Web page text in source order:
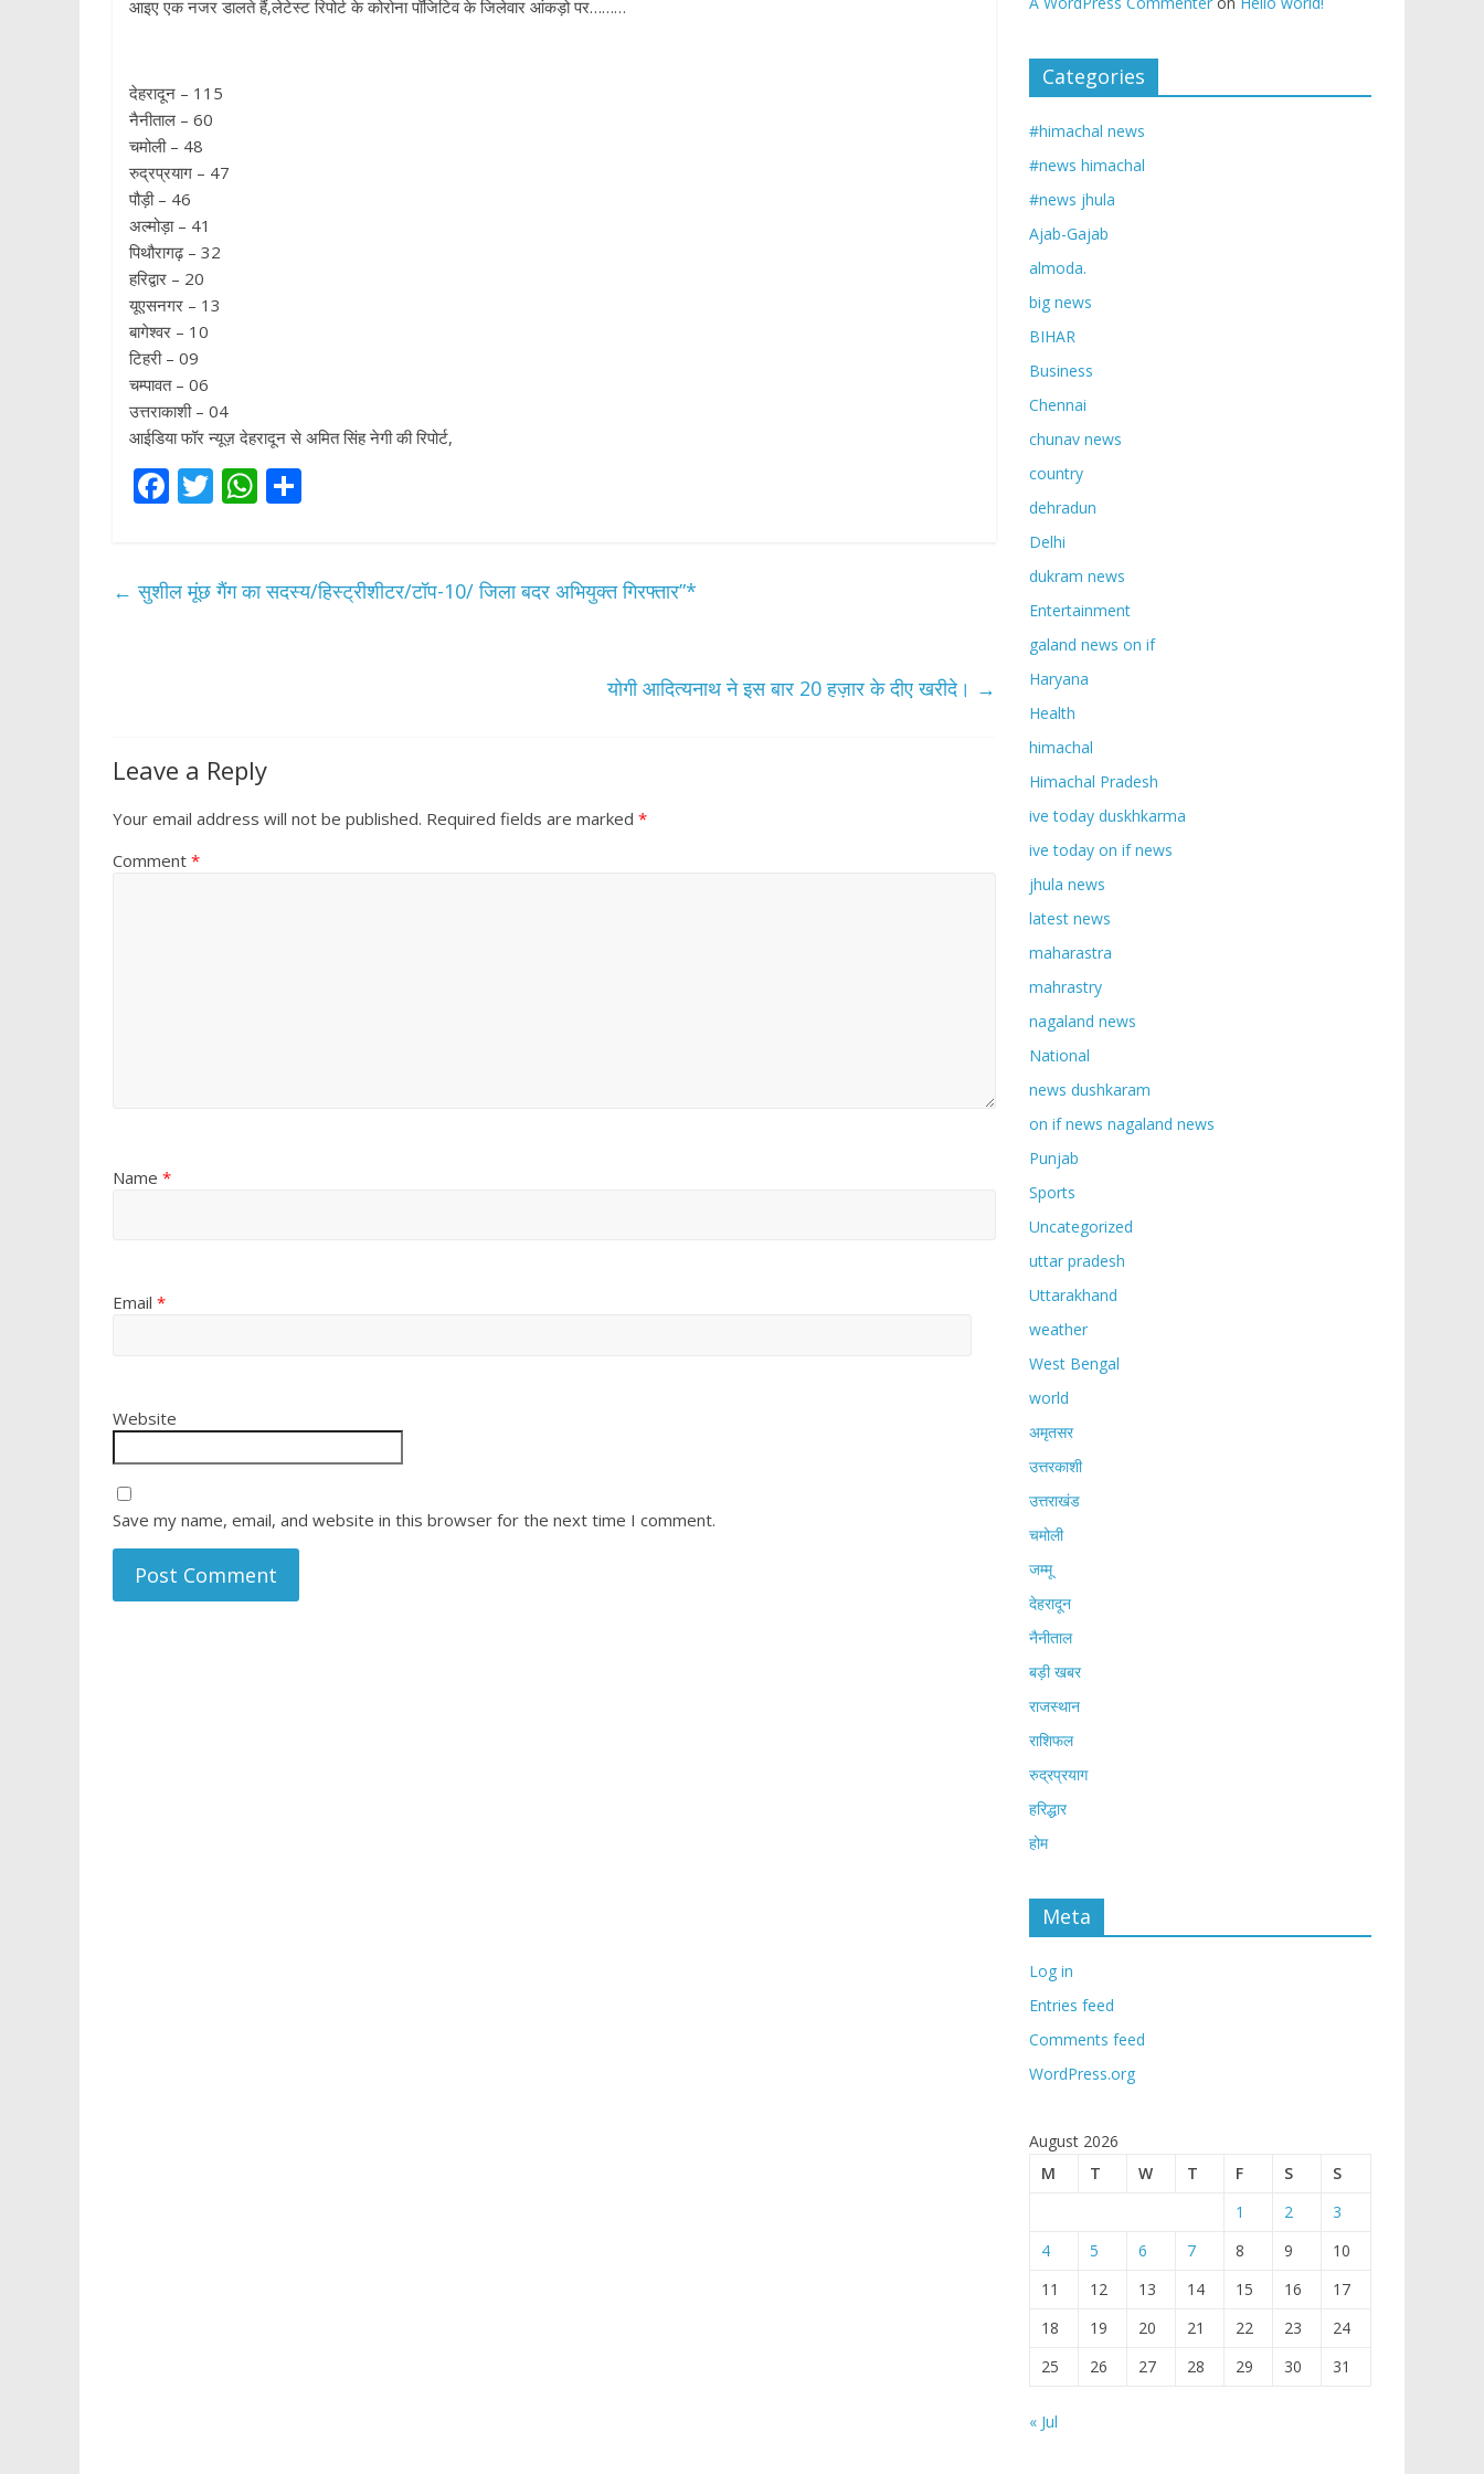
आइए एक नजर डालते हैं,लेटेस्ट रिपोर्ट के कोरोना पॉजिटिव के जिलेवार आंकड़ो पर………
देहरादून – 115
नैनीताल – 60
चमोली – 48
रुद्रप्रयाग – 47
पौड़ी – 46
अल्मोड़ा – 41
पिथौरागढ़ – 32
हरिद्वार – 20
यूएसनगर – 13
बागेश्वर – 10
टिहरी – 09
चम्पावत – 06
उत्तराकाशी – 04
आईडिया फॉर न्यूज़ देहरादून से अमित सिंह नेगी की रिपोर्ट,
F
b
T
er
W
s e
← सुशील मूंछ गैंग का सदस्य/हिस्ट्रीशीटर/टॉप-10/ जिला बदर अभियुक्त गिरफ्तार”*
योगी आदित्यनाथ ने इस बार 20 हज़ार के दीए खरीदे। →
Leave a Reply
Your email address will not be published. Required fields are marked *
Comment *
Name *
Email *
Website
Save my name, email, and website in this browser for the next time I comment.
Categories
#himachal news
#news himachal
#news jhula
Ajab-Gajab
almoda.
big news
BIHAR
Business
Chennai
chunav news
country
dehradun
Delhi
dukram news
Entertainment
galand news on if
Haryana
Health
himachal
Himachal Pradesh
ive today duskhkarma
ive today on if news
jhula news
latest news
maharastra
mahrastry
nagaland news
National
news dushkaram
on if news nagaland news
Punjab
Sports
Uncategorized
uttar pradesh
Uttarakhand
weather
West Bengal
world
अमृतसर
उत्तरकाशी
उत्तराखंड
चमोली
जम्मू
देहरादून
नैनीताल
बड़ी खबर
राजस्थान
राशिफल
रुद्रप्रयाग
हरिद्धार
होम
Meta
Log in
Entries feed
Comments feed
WordPress.org
August 2026
M
T W T F S
S
1
2
3
4
5 6 7 8 9
10
11
12 13 14 15 16
17
18
19 20 21 22 23
24
25
26 27 28 29 30 31
« Jul